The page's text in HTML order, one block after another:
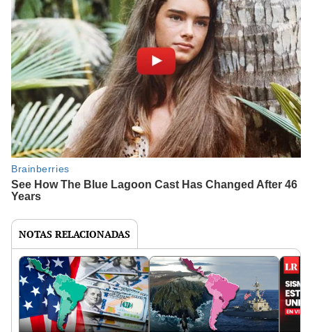
NOTAS RELACIONADAS